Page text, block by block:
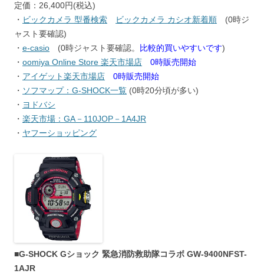
定価：26,400円(税込)
・ ビックカメラ 型番検索 ビックカメラ カシオ新着順 (0時ジ
ャスト要確認)
・ e-casio (0時ジャスト要確認。 比較的買いやすいです)
・ oomiya Online Store 楽天市場店
0時販売開始
・ アイゲット楽天市場店
0時販売開始
・ ソフマップ：G-SHOCK一覧 (0時20分頃が多い)
・ ヨドバシ
・ 楽天市場：GA－110JOP－1A4JR
・ ヤフーショッピング
■G-SHOCK Gショック 緊急消防救助隊コラボ GW-9400NFST-
1AJR